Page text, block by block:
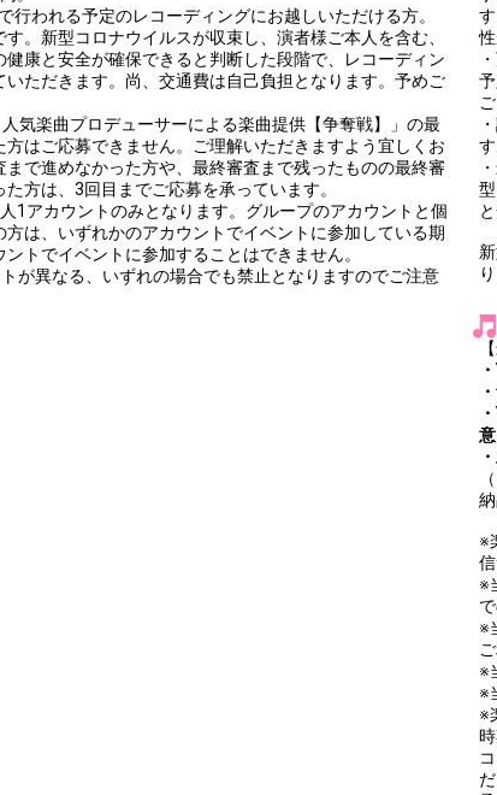
行われる予定のレコーディングにお越しいただける方。
す。新型コロナウイルスが収束し、演者様ご本人を含む、
健康と安全が確保できると判断した段階で、レコーディン
いただきます。尚、交通費は自己負担となります。予めご
気楽曲プロデューサーによる楽曲提供【争奪戦】」の最
はご応募できません。ご理解いただきますよう宜しくお
で進めなかった方や、最終審査まで残ったものの最終審
方は、3回目までご応募を承っています。
1アカウントのみとなります。グループのアカウントと個
方は、いずれかのアカウントでイベントに参加している期
トでイベントに参加することはできません。
が異なる、いずれの場合でも禁止となりますのでご注意
す
意
※
※
※
※
※
※